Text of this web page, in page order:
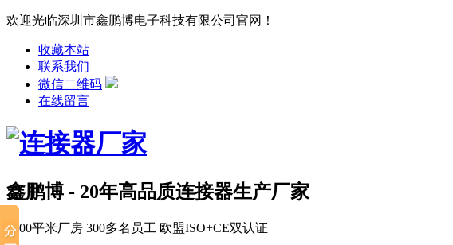
欢迎光临深圳市鑫鹏博电子科技有限公司官网！
收藏本站
联系我们
微信二维码
在线留言
鑫鹏博 - 20年高品质连接器生产厂家
6000平米厂房 300多名员工 欧盟ISO+CE双认证